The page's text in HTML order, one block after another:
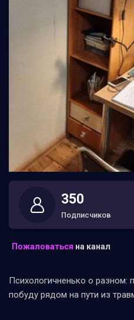
350
Подписчиков
Пожаловаться на канал
Психологичненько о разном:
побуду рядом на пути из